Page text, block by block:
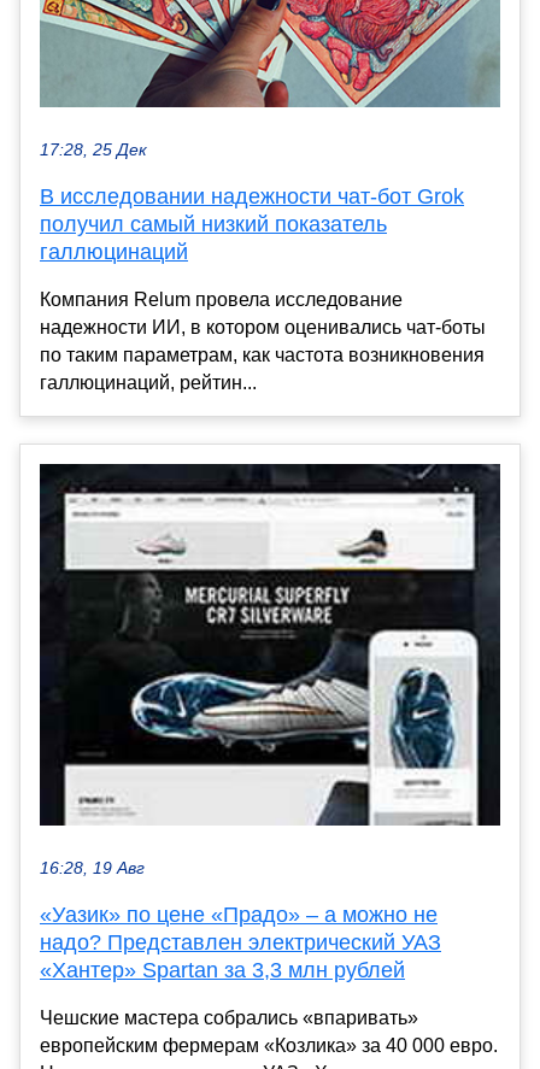
17:28, 25 Дек
В исследовании надежности чат-бот Grok
получил самый низкий показатель
галлюцинаций
Компания Relum провела исследование
надежности ИИ, в котором оценивались чат-боты
по таким параметрам, как частота возникновения
галлюцинаций, рейтин...
16:28, 19 Авг
«Уазик» по цене «Прадо» – а можно не
надо? Представлен электрический УАЗ
«Хантер» Spartan за 3,3 млн рублей
Чешские мастера собрались «впаривать»
европейским фермерам «Козлика» за 40 000 евро.